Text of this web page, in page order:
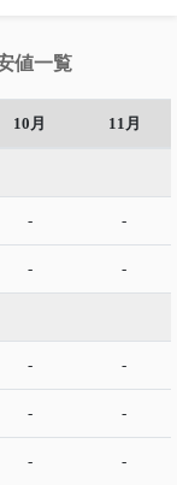
値一覧
10月 11月
- -
- -
- -
- -
- -